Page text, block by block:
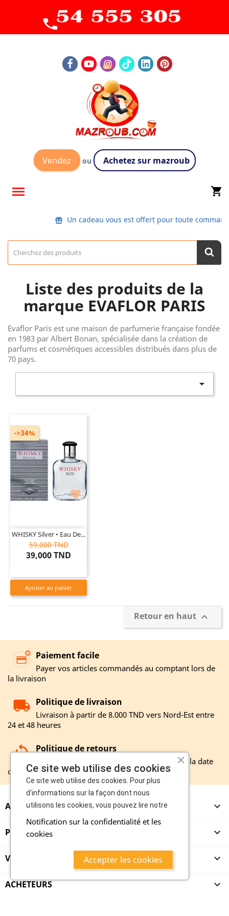
Vendez ou Achetez sur mazroub
 shopping_cart
Un cadeau vous est offert pour toute
Liste des produits de la
marque EVAFLOR PARIS
Evaflor Paris est une maison de parfumerie française fondée
en 1983 par Albert Bonan, spécialisée dans la création de
parfums et cosmétiques accessibles distribués dans plus de
70 pays.


WHISKY Silver • Eau De...
59,000 TND
39,000 TND
->34%
Ajouter au panier
Retour en haut 
Paiement facile
Payer vos articles commandés au comptant lors de
la livraison
Politique de livraison
Livraison à partir de 8.000 TND vers Nord-Est entre
24 et 48 heures
Politique de retours
Remboursement entre 3 et 12 jours à partir la date
de réception de votre retour
A PROPOS 
PRODUITS 
VENDEURS 
ACHETEURS 
Ce site web utilise des cookies
Ce site web utilise des cookies. Pour plus
d'informations sur la façon dont nous
utilisons les cookies, vous pouvez lire notre
Notification sur la confidentialité et les
cookies
Accepter les cookies